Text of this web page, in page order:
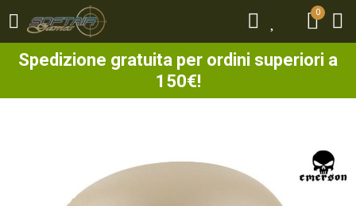
0
Spedizione gratuita per ordini superiori a
150€!
0